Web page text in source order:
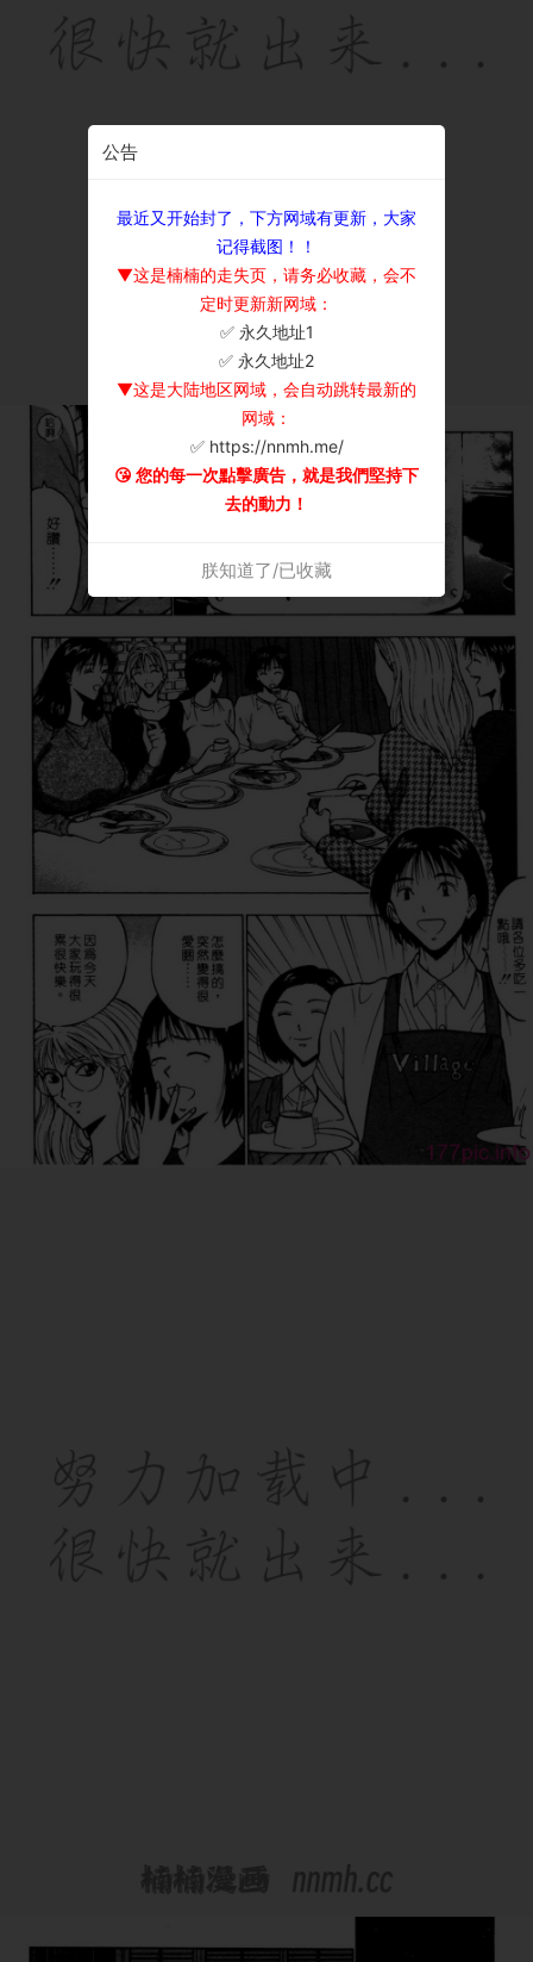
公告
最近又开始封了，下方网域有更新，大家
记得截图！！
▼这是楠楠的走失页，请务必收藏，会不
定时更新新网域：
✅ 永久地址1
✅ 永久地址2
▼这是大陆地区网域，会自动跳转最新的
网域：
✅ https://nnmh.me/
😘 您的每一次點擊廣告，就是我們堅持下
去的動力！
朕知道了/已收藏